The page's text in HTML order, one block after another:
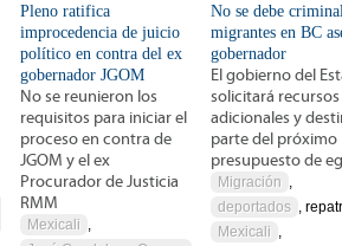
Pleno ratifica
improcedencia de juicio
político en contra del ex
gobernador JGOM
No se reunieron los
requisitos para iniciar el
proceso en contra de
JGOM y el ex
Procurador de Justicia
RMM
Mexicali ,
No se debe
migrantes en BC
gobernador
El gobierno del
solicitará recursos
adicionales y
parte del próximo
presupuesto de
Migración ,
deportados ,
Mexicali ,